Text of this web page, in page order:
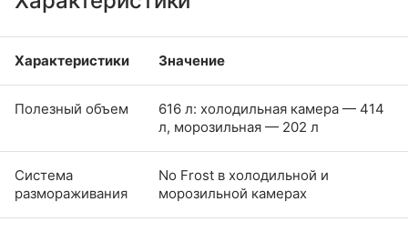
Характеристики Значение
Полезный объем
616 л: холодильная камера — 414
л, морозильная — 202 л
Система
размораживания
No Frost в холодильной и
морозильной камерах